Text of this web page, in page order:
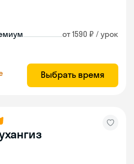
от 1590 ₽ / урок
Выбрать время